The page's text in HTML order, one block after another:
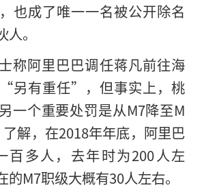
也成了唯一一名被公开除名
。
称阿里巴巴调任蒋凡前往海
另有重任”，但事实上，桃
一个重要处罚是从M7降至M
解，在2018年年底，阿里巴
百多人，去年时为200人左
M7职级大概有30人左右。